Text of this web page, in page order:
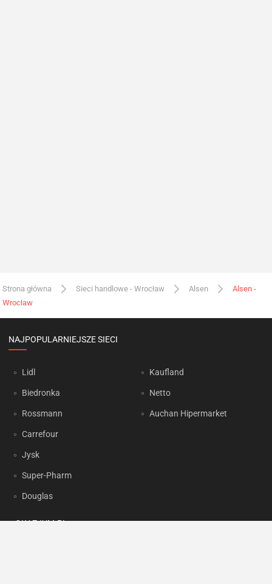
Strona główna Sieci handlowe - Wrocław Alsen
Alsen -
Wrocław
NAJPOPULARNIEJSZE SIECI
Lidl
Biedronka
Rossmann
Carrefour
Jysk
Super-Pharm
Douglas
Kaufland
Netto
Auchan Hipermarket
OKAZJUM.PL